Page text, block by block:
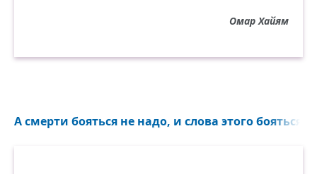
Омар Хайям
А смерти бояться не надо, и слова этого бояться